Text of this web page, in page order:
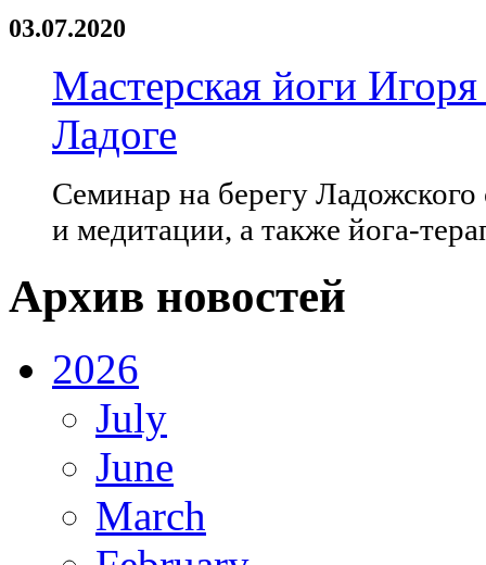
03.07.2020
Мастерская йоги
Ладоге
Семинар на берегу
и медитации, а также йога-
Архив новостей
2026
July
June
March